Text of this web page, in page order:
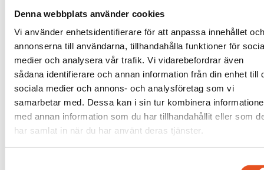
Denna webbplats använder cookies
Vi använder enhetsidentifierare för att anpassa innehållet och
annonserna till användarna, tillhandahålla funktioner för
medier och analysera vår trafik. Vi vidarebefordrar även
sådana identifierare och annan information från din enhet till
sociala medier och annons- och analysföretag som vi
samarbetar med. Dessa kan i sin tur kombinera
med annan information som du har tillhandahållit eller som
har samlat in när du har använt deras tjänster.
branschkollegor vill vi lyfta de åtgärder vi tar för att bidra
till en hållbar industri. Våra återkommande kunder finns
inom vatten-, pappers- och kraftindustrin. En vanlig
förfrågan vi får är att bygga nya komponenter eller
maskiner som effektiviserar kundernas arbetsflöden i den
dagliga driften. I linje med de Globala målen, främst mål 9:
Hållbar industri, innovationer och infrastruktur, har vi
genomfört justeringar i vår produktion som på lång sikt
bidrar till en mer hållbar industri. Exempel på det är: